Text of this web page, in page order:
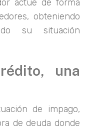
actúe de forma
obteniendo
su situación
una
de impago,
de deuda donde